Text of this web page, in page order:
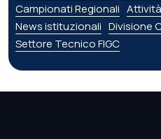
Campionati Regionali
News istituzionali Divisione
Settore Tecnico FIGC